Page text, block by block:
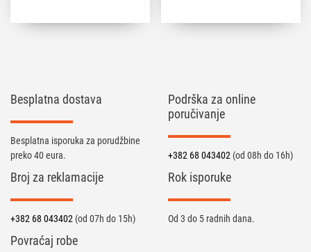
Besplatna dostava
Besplatna isporuka za porudžbine
preko 40 eura.
Podrška za online
poručivanje
+382 68 043402 (od 08h do 16h)
Broj za reklamacije
+382 68 043402 (od 07h do 15h)
Rok isporuke
Od 3 do 5 radnih dana.
Povraćaj robe